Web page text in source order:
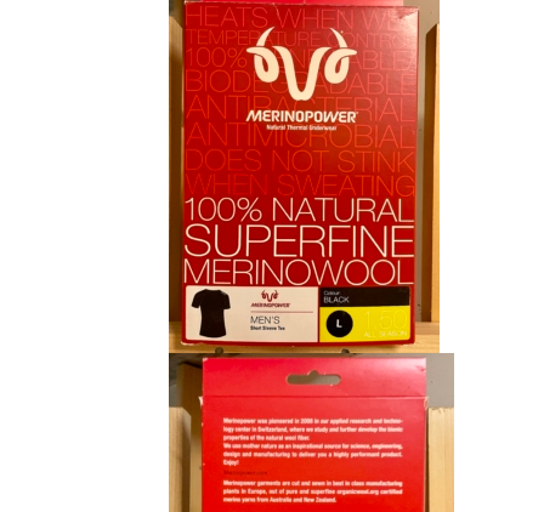
était :
CHF 85.00.
est :
CHF 59.00.